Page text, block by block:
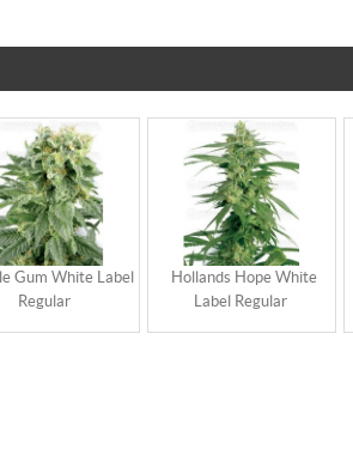
Gum White Label
Regular
Hollands Hope White
Label Regular